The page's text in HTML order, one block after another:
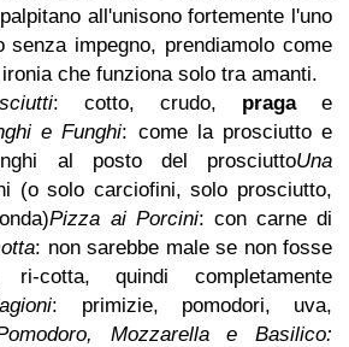
all'unisono fortemente l'uno
senza impegno, prendiamolo come
che funziona solo tra amanti.
: cotto, crudo, pragae
e Funghi: come la prosciutto e
al posto del prosciuttoUna
(o solo carciofini, solo prosciutto,
Pizza ai Porcini: con carne di
: non sarebbe male se non fosse
quindi completamente
: primizie, pomodori, uva,
Mozzarella e Basilico: